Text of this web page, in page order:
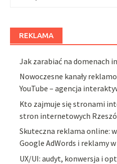
REKLAMA
Jak zarabiać na domenach
Nowoczesne kanały
YouTube – agencja
Kto zajmuje się stronami
stron internetowych
Skuteczna reklama online:
Google AdWords i reklamy
UX/UI: audyt, konwersja i